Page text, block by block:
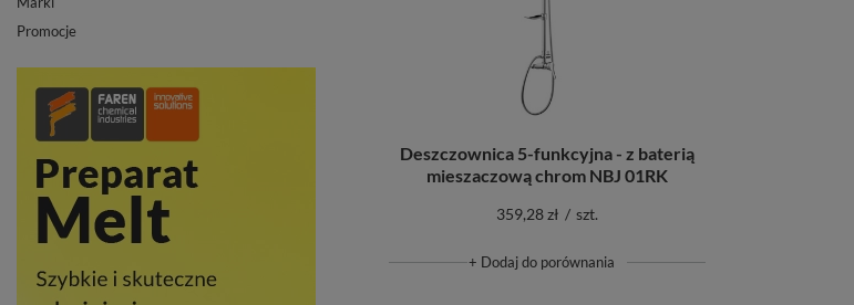
Promocje
Deszczownica 5-funkcyjna - z baterią
mieszaczową chrom NBJ 01RK
359,28 zł / szt.
+ Dodaj do porównania